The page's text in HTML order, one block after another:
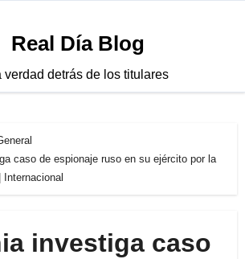
Real Día Blog
verdad detrás de los titulares
caso de espionaje ruso en su ejército por la
Internacional
investiga caso